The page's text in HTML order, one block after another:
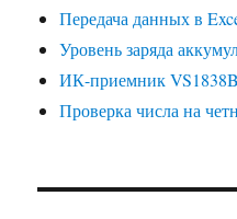
Передача данных в
Уровень заряда
ИК-приемник
Проверка числа на